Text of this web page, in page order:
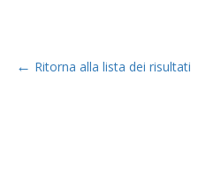
← Ritorna alla lista dei risultati